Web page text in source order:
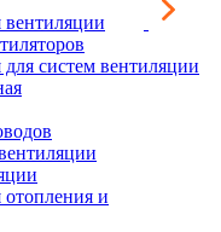
вентиляции
систем вентиляции
и